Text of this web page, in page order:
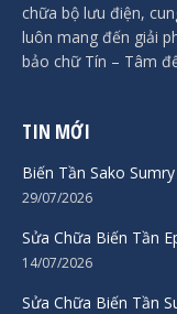
chữa bộ lưu điện,
luôn mang đến giải
bảo chữ Tín – Tâm
TIN MỚI
Biến Tần Sako
29/07/2026
Sửa Chữa Biến Tần
14/07/2026
Sửa Chữa Biến Tần